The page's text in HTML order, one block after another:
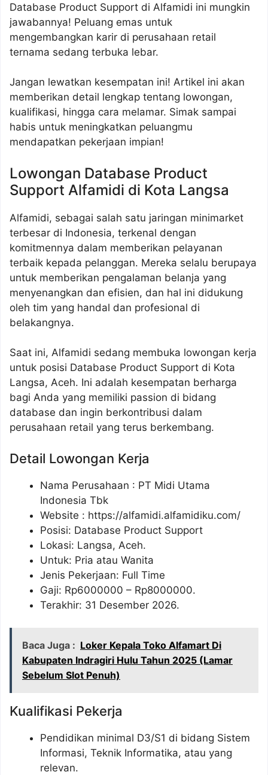
Database Product Support di Alfamidi ini mungkin
jawabannya! Peluang emas untuk
mengembangkan karir di perusahaan retail
ternama sedang terbuka lebar.
Jangan lewatkan kesempatan ini! Artikel ini akan
memberikan detail lengkap tentang lowongan,
kualifikasi, hingga cara melamar. Simak sampai
habis untuk meningkatkan peluangmu
mendapatkan pekerjaan impian!
Lowongan Database Product
Support Alfamidi di Kota Langsa
Alfamidi, sebagai salah satu jaringan minimarket
terbesar di Indonesia, terkenal dengan
komitmennya dalam memberikan pelayanan
terbaik kepada pelanggan. Mereka selalu berupaya
untuk memberikan pengalaman belanja yang
menyenangkan dan efisien, dan hal ini didukung
oleh tim yang handal dan profesional di
belakangnya.
Saat ini, Alfamidi sedang membuka lowongan kerja
untuk posisi Database Product Support di Kota
Langsa, Aceh. Ini adalah kesempatan berharga
bagi Anda yang memiliki passion di bidang
database dan ingin berkontribusi dalam
perusahaan retail yang terus berkembang.
Detail Lowongan Kerja
Nama Perusahaan : PT Midi Utama
Indonesia Tbk
Website : https://alfamidi.alfamidiku.com/
Posisi: Database Product Support
Lokasi: Langsa, Aceh.
Untuk: Pria atau Wanita
Jenis Pekerjaan: Full Time
Gaji: Rp6000000 – Rp8000000.
Terakhir: 31 Desember 2026.
Baca Juga : Loker Kepala Toko Alfamart Di
Kabupaten Indragiri Hulu Tahun 2025 (Lamar
Sebelum Slot Penuh)
Kualifikasi Pekerja
Pendidikan minimal D3/S1 di bidang Sistem
Informasi, Teknik Informatika, atau yang
relevan.